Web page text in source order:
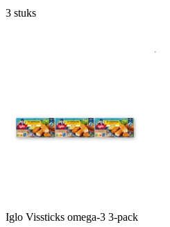
3 stuks
Iglo Vissticks omega-3 3-pack